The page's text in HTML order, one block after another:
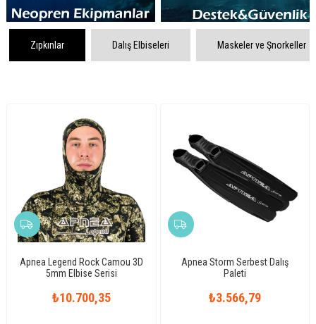
Zıpkınlar Dalış Elbiseleri Maskeler ve Şnorkeller
Apnea Storm Serbest Dalış
Paleti
₺3.566,79
Apnea Short Serbest Dalış
₺3.347,29